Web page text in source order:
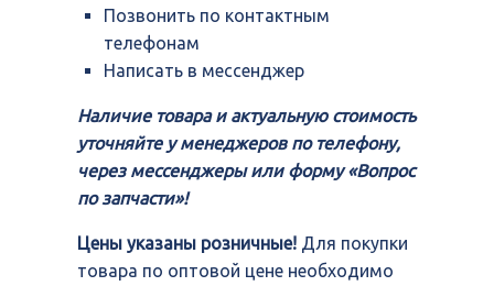
Позвонить по контактным
телефонам
Написать в мессенджер
Наличие товара и актуальную стоимость
уточняйте у менеджеров по телефону,
через мессенджеры или форму «Вопрос
по запчасти»!
Цены указаны розничные! Для покупки
товара по оптовой цене необходимо